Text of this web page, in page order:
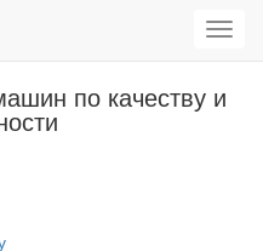
по качеству и